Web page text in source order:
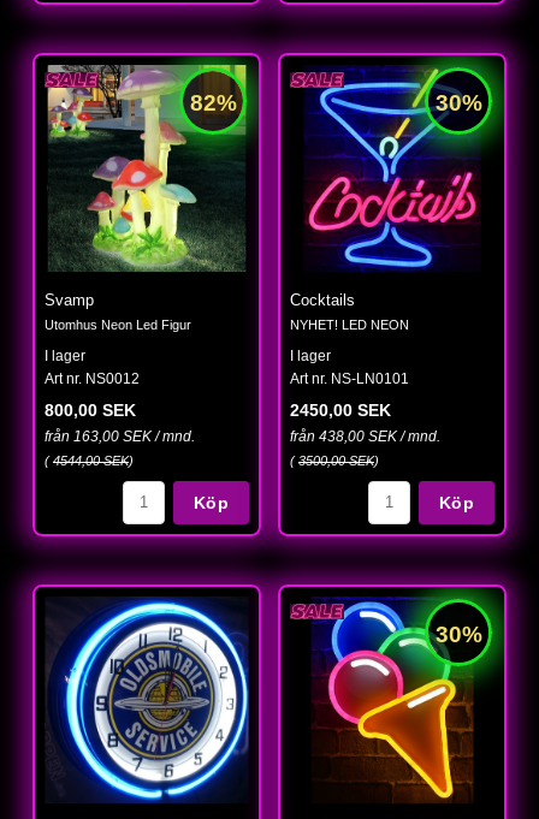
Svamp
Utomhus Neon Led Figur
I lager
Art nr. NS0012
800,00 SEK
från 163,00 SEK / mnd.
(4544,00 SEK)
Köp
Cocktails
NYHET! LED NEON
I lager
Art nr. NS-LN0101
2450,00 SEK
från 438,00 SEK / mnd.
(3500,00 SEK)
Köp